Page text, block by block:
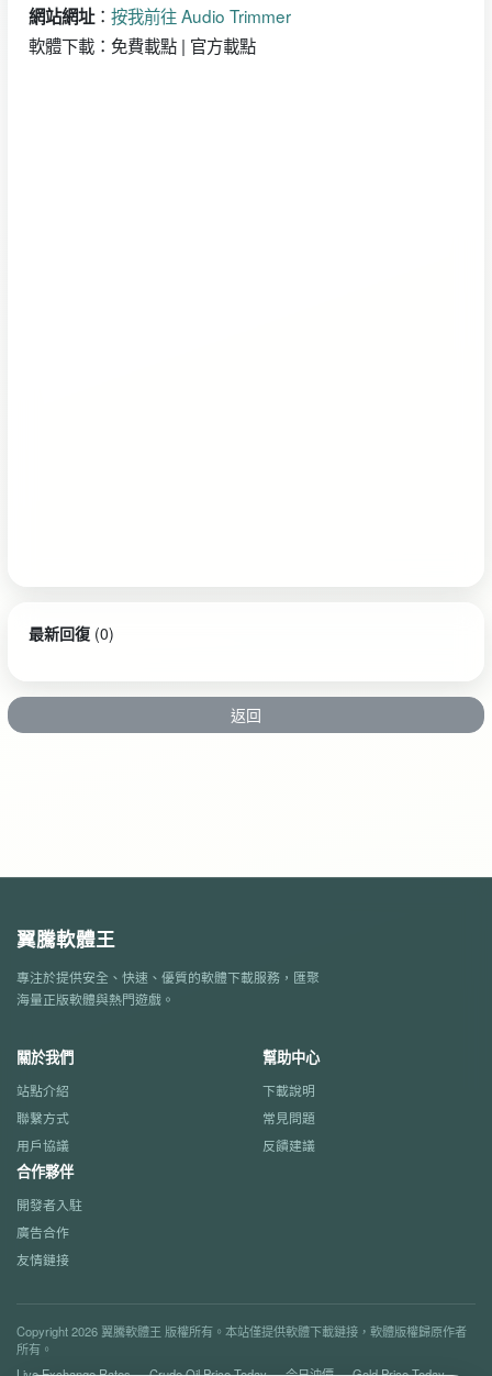
網站網址： 按我前往 Audio Trimmer
軟體下載：免費載點 | 官方載點
最新回復(0)
返回
翼騰軟體王
專注於提供安全、快速、優質的軟體下載服務，匯聚
海量正版軟體與熱門遊戲。
關於我們
站點介紹
聯繫方式
用戶協議
幫助中心
下載說明
常見問題
反饋建議
合作夥伴
開發者入駐
廣告合作
友情鏈接
Copyright 2026 翼騰軟體王 版權所有。本站僅提供軟體下載鏈接，軟體版權歸原作者
所有。